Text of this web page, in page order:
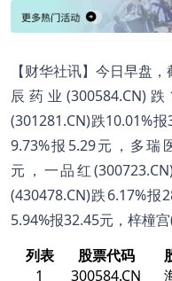
【财华社讯】今日早盘
辰药业(300584.CN)
(301281.CN)跌10.01%
9.73%报5.29元，多瑞
元，一品红
(430478.CN)跌6.17%报
5.94%报32.45元，梓橦
列表
股票代码
1
300584.CN